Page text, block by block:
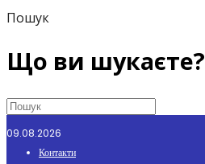
Пошук
Що ви шукаєте?
09.08.2026
Контакти